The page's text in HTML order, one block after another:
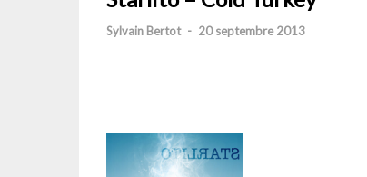
Sylvain Bertot - 20 septembre 2013